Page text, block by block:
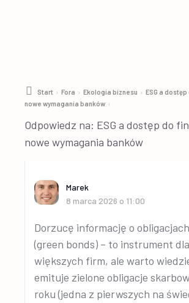
Start › Fora › Ekologia biznesu › ESG a
nowe wymagania banków ›
Odpowiedz na: ESG a dostęp do
nowe wymagania banków
Marek
8 marca 2026 o 11:00
Dorzucę informację o
(green bonds) – to instrument dla
większych firm, ale warto
emituje zielone obligacje
roku (jedna z pierwszych na